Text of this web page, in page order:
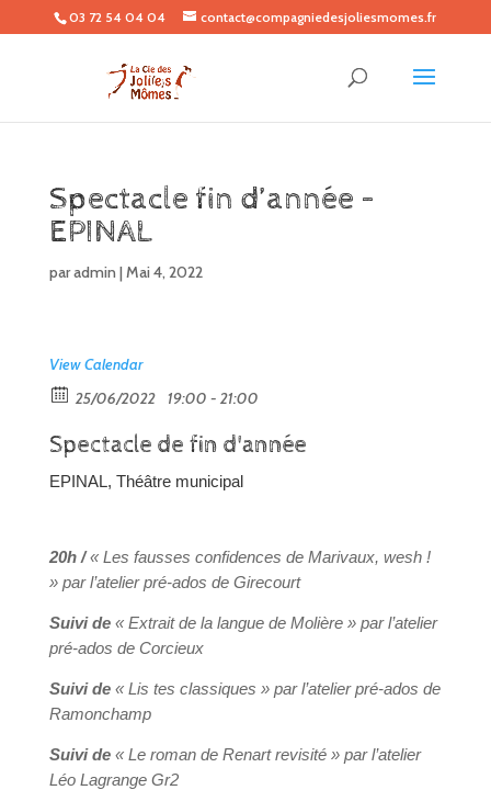
03 72 54 04 04 contact@compagniedesjoliesmomes.fr
Spectacle fin d’année –
EPINAL
paradmin |Mai 4, 2022
View Calendar
25/06/2022
19:00 - 21:00
Spectacle de fin d'année
EPINAL, Théâtre municipal
20h /« Les fausses confidences de Marivaux, wesh !
» par l’atelier pré-ados de Girecourt
Suivi de « Extrait de la langue de Molière » par l’atelier
pré-ados de Corcieux
Suivi de « Lis tes classiques » par l’atelier pré-ados de
Ramonchamp
Suivi de « Le roman de Renart revisité » par l’atelier
Léo Lagrange Gr2